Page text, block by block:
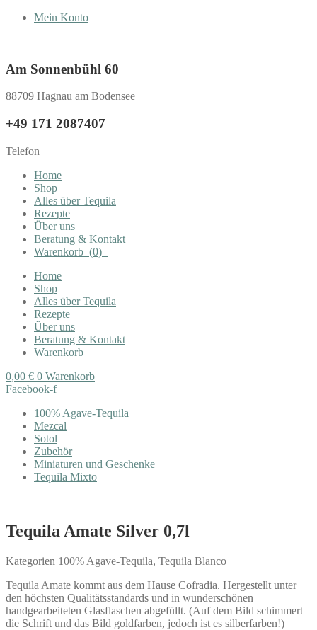
Mein Konto
Am Sonnenbühl 60
88709 Hagnau am Bodensee
+49 171 2087407
Telefon
Home
Shop
Alles über Tequila
Rezepte
Über uns
Beratung & Kontakt
Warenkorb (0)
Home
Shop
Alles über Tequila
Rezepte
Über uns
Beratung & Kontakt
Warenkorb
0,00 € 0 Warenkorb
Facebook-f
100% Agave-Tequila
Mezcal
Sotol
Zubehör
Miniaturen und Geschenke
Tequila Mixto
Tequila Amate Silver 0,7l
Kategorien 100% Agave-Tequila, Tequila Blanco
Tequila Amate kommt aus dem Hause Cofradia. Hergestellt unter
den höchsten Qualitätsstandards und in wunderschönen
handgearbeiteten Glasflaschen abgefüllt. (Auf dem Bild schimmert
die Schrift und das Bild goldfarben, jedoch ist es silberfarben!)